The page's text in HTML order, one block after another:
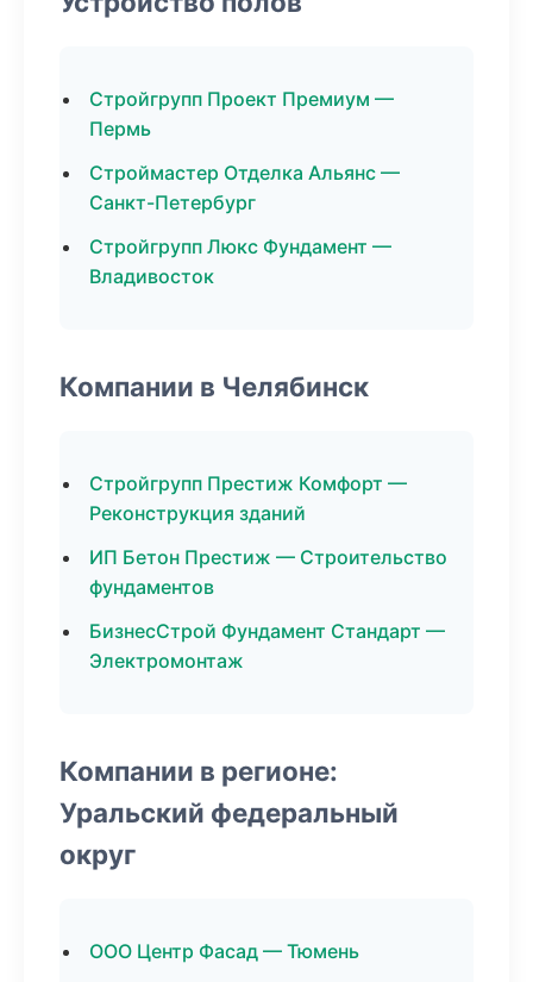
Стройгрупп Проект Премиум —
Пермь
Строймастер Отделка Альянс —
Санкт-Петербург
Стройгрупп Люкс Фундамент —
Владивосток
Компании в Челябинск
Стройгрупп Престиж Комфорт —
Реконструкция зданий
ИП Бетон Престиж — Строительство
фундаментов
БизнесСтрой Фундамент Стандарт —
Электромонтаж
Компании в регионе:
Уральский федеральный
округ
ООО Центр Фасад — Тюмень